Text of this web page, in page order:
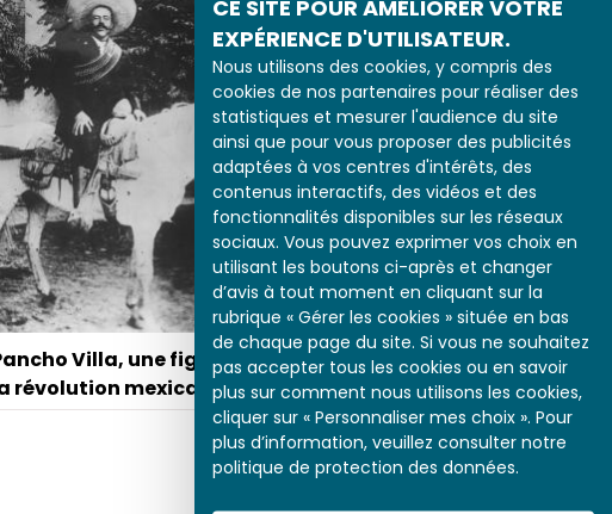
CE SITE POUR AMÉLIORER VOTRE
EXPÉRIENCE D'UTILISATEUR.
Nous utilisons des cookies, y compris des
cookies de nos partenaires pour réaliser des
statistiques et mesurer l'audience du site
ainsi que pour vous proposer des publicités
adaptées à vos centres d'intérêts, des
contenus interactifs, des vidéos et des
fonctionnalités disponibles sur les réseaux
sociaux. Vous pouvez exprimer vos choix en
utilisant les boutons ci-après et changer
d’avis à tout moment en cliquant sur la
rubrique « Gérer les cookies » située en bas
de chaque page du site. Si vous ne souhaitez
pas accepter tous les cookies ou en savoir
plus sur comment nous utilisons les cookies,
cliquer sur « Personnaliser mes choix ». Pour
plus d’information, veuillez consulter notre
politique de protection des données.
Frida Kahlo accueille Léon
Trotski au Mexique
Villa, une figure de
révolution mexicaine